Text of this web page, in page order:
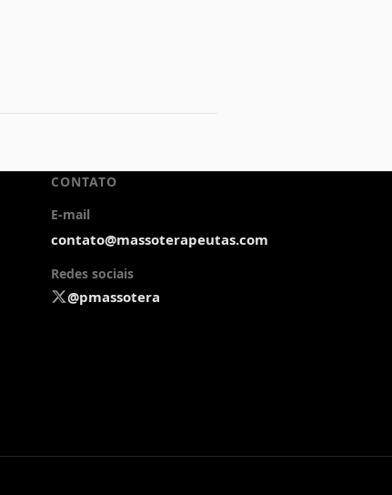
CONTATO
E-mail
contato@massoterapeutas.com
Redes sociais
@pmassotera